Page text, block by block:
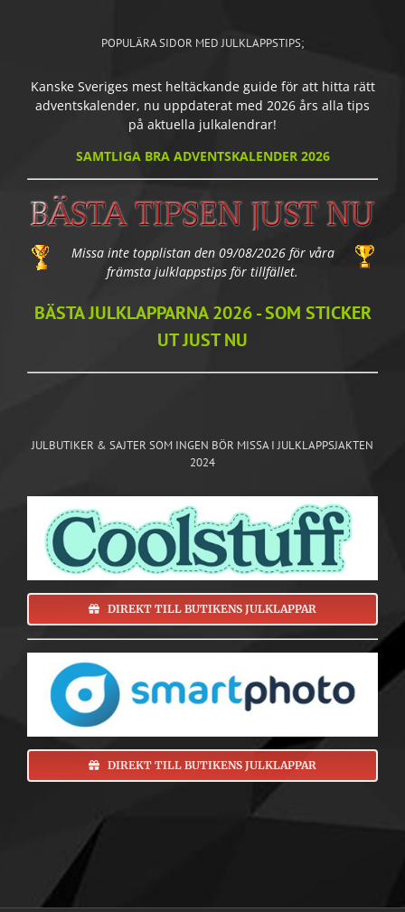
POPULÄRA SIDOR MED JULKLAPPSTIPS;
Kanske Sveriges mest heltäckande guide för att hitta rätt
adventskalender, nu uppdaterat med 2026 års alla tips
på aktuella julkalendrar!
SAMTLIGA BRA ADVENTSKALENDER 2026
Missa inte topplistan den 09/08/2026 för våra
främsta julklappstips för tillfället.
BÄSTA JULKLAPPARNA 2026 - SOM STICKER
UT JUST NU
JULBUTIKER & SAJTER SOM INGEN BÖR MISSA I JULKLAPPSJAKTEN
2024
DIREKT TILL BUTIKENS JULKLAPPAR
DIREKT TILL BUTIKENS JULKLAPPAR